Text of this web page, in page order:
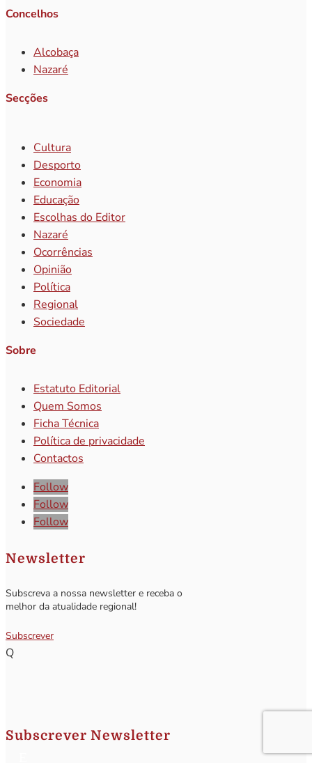
Concelhos
Alcobaça
Nazaré
Secções
Cultura
Desporto
Economia
Educação
Escolhas do Editor
Nazaré
Ocorrências
Opinião
Política
Regional
Sociedade
Sobre
Estatuto Editorial
Quem Somos
Ficha Técnica
Política de privacidade
Contactos
Follow
Follow
Follow
Newsletter
Subscreva a nossa newsletter e receba o
melhor da atualidade regional!
Subscrever
Q
Subscrever Newsletter